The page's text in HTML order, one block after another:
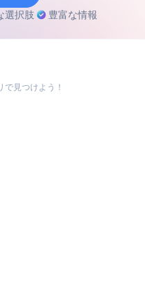
選択肢 豊富な情報
見つけよう！